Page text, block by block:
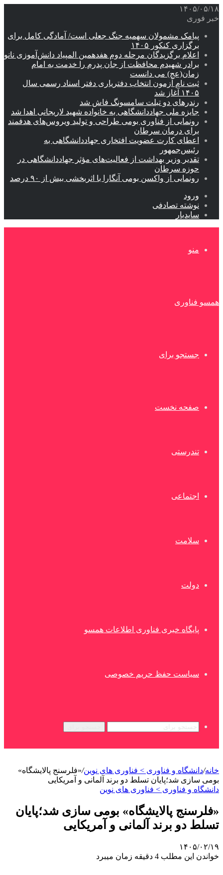
۱۴۰۵/۰۵/۱۸
خبر فوری
پیامک مشمولان سهمیه جنگ جعلی است/ آمادگی کامل برای
برگزاری کنکور ۱۴۰۵
اعلام برگزیدگان مرحله دوم هفدهمین المپیاد دانش‌آموزی نانو
برادر شهیدم محافظت از جان پدرم را خدمت به امام
زمان(عج) می دانست
ثبت نام آزمون انتخاب دفتریاری دفتر اسناد رسمی سال
۱۴۰۵ آغاز شد
رندرهای دو تبلت سامسونگ فاش شد
جایزه ملی جهاددانشگاهی به خانواده شهید لاریجانی اهدا شد
رونمایی از فناوری بومی طراحی و تولید ویروس‌های هدفمند
برای درمان سرطان
اعطای کارت عضویت افتخاری جهاددانشگاهی به
رئیس‌جمهور
تقدیر وزیر بهداشت از فعالیت‌های مؤثر جهاددانشگاهی در
حوزه سرطان
رونمایی از واکسن بومی آنگارا با اثربخشی بیش از ۹۰ درصد
ورود
نوشته تصادفی
سایدبار
منو
همسو فناوری
جستجو برای
صفحه نخست
تندرستی
اجتماعی
سلامت
دولت
پایگاه خبری فناوری اطلاعات همسو
سیاست حفظ حریم خصوصی
خانه/دانشگاه و فناوری > فناوری های نوین/«فلرسنج پالایشگاه‌»
بومی سازی شد؛پایان تسلط دو برند آلمانی و آمریکایی
دانشگاه و فناوری > فناوری های نوین
«فلرسنج پالایشگاه‌» بومی سازی شد؛پایان
تسلط دو برند آلمانی و آمریکایی
۱۴۰۵/۰۲/۱۹
خواندن این مطلب 4 دقیقه زمان میبرد